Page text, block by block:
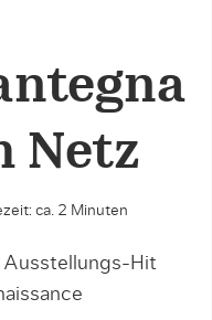
Netz
ca. 2 Minuten
Ausstellungs-Hit